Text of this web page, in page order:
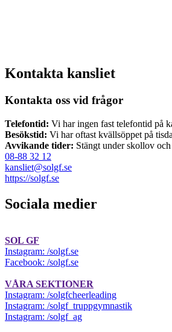
Kontakta kansliet
Kontakta oss vid frågor
Telefontid: Vi har ingen fast telefontid på
Besökstid: Vi har oftast kvällsöppet på
Avvikande tider: Stängt under skollov
08-88 32 12
kansliet@solgf.se
https://solgf.se
Sociala medier
SOL GF
Instagram: /solgf.se
Facebook: /solgf.se
VÅRA SEKTIONER
Instagram: /solgfcheerleading
Instagram: /solgf_truppgymnastik
Instagram: /solgf_ag